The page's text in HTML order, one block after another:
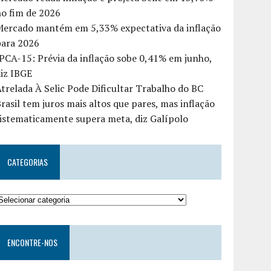
fim de 2026
mantém em 5,33% expectativa da inflação
2026
15: Prévia da inflação sobe 0,41% em junho,
IBGE
À Selic Pode Dificultar Trabalho do BC
tem juros mais altos que pares, mas inflação
supera meta, diz Galípolo
CATEGORIAS
ENCONTRE-NOS